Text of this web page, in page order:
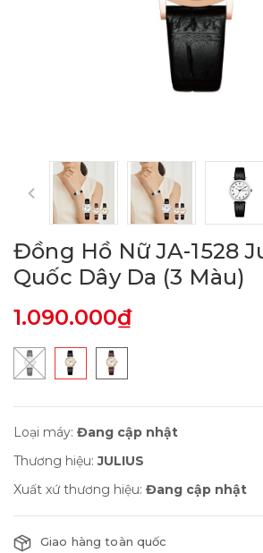
Đồng Hồ Nữ JA-1528
Quốc Dây Da (3 Màu)
1.090.000₫
Loại máy: Đang cập nhật
Thương hiệu:JULIUS
Xuất xứ thương hiệu: Đang cập nhật
Giao hàng toàn quốc